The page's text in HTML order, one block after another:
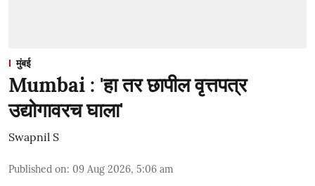
मुंबई
Mumbai : 'हा तर छापील वृत्तपत्र
उद्योगावरच घाला'
Swapnil S
Published on: 09 Aug 2026, 5:06 am